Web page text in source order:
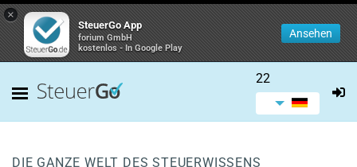
×
SteuerGo App
forium GmbH
kostenlos - In Google Play
Ansehen
22
DIE GANZE WELT DES STEUERWISSENS